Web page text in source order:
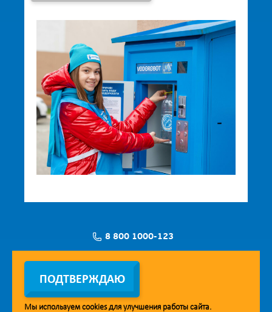
8 800 1000-123
Заявка на установку
ПОДТВЕРЖДАЮ
Мы используем cookiesдля улучшения работы сайта.